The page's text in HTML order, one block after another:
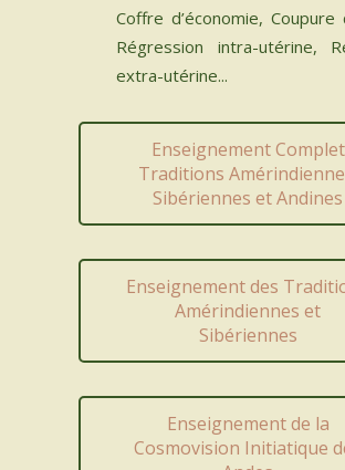
Coffre d’économie, Coupure
Régression intra-utérine,
extra-utérine...
Enseignement Complet
Traditions
Sibériennes et Andines
Enseignement des
Amérindiennes et
Sibériennes
Enseignement de la
Cosmovision Initiatique